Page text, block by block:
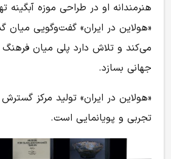
هنرمندانه او در طراحی موزه آبگینه
«هولاین در ایران» گفت‌وگویی میان
می‌کند و تلاش دارد پلی میان فرهنگ
جهانی بسازد.
«هولاین در ایران» تولید مرکز
تجربی و پویانمایی است.